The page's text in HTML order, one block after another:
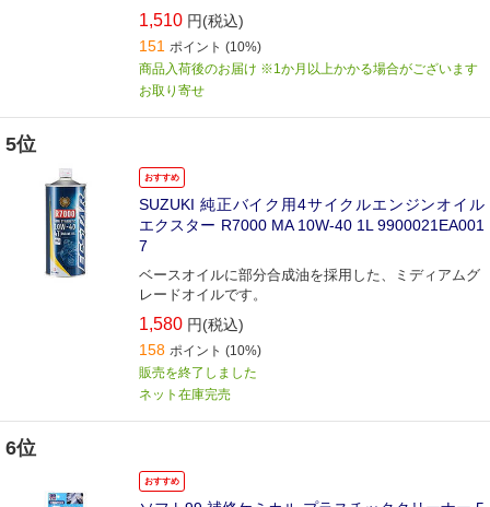
ルにガッチリ固定!マウントホルダー｡
1,510 円(税込)
151 ポイント (10%)
商品入荷後のお届け ※1か月以上かかる場合がございます
お取り寄せ
5位
おすすめ
SUZUKI 純正バイク用4サイクルエンジンオイル
エクスター R7000 MA 10W-40 1L 9900021EA001
7
ベースオイルに部分合成油を採用した、ミディアムグ
レードオイルです。
1,580 円(税込)
158 ポイント (10%)
販売を終了しました
ネット在庫完売
6位
おすすめ